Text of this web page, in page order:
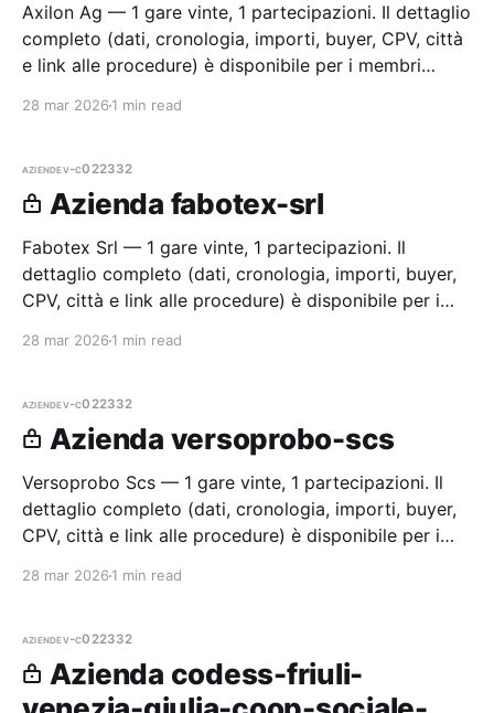
Axilon Ag — 1 gare vinte, 1 partecipazioni. Il dettaglio
completo (dati, cronologia, importi, buyer, CPV, città
e link alle procedure) è disponibile per i membri
28 mar 2026 1 min read
aziendev-c022332
Azienda fabotex-srl
Fabotex Srl — 1 gare vinte, 1 partecipazioni. Il
dettaglio completo (dati, cronologia, importi, buyer,
CPV, città e link alle procedure) è disponibile per i
28 mar 2026 1 min read
aziendev-c022332
Azienda versoprobo-scs
Versoprobo Scs — 1 gare vinte, 1 partecipazioni. Il
dettaglio completo (dati, cronologia, importi, buyer,
CPV, città e link alle procedure) è disponibile per i
28 mar 2026 1 min read
aziendev-c022332
Azienda codess-friuli-